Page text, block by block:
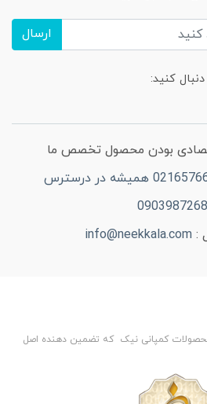
ارسال
کنید:
بودن محصول تخصص ما
02165766895 همیشه در درسترس
:
info@neekkala.com
کمپانی نیک که تضمین دهنده اصل